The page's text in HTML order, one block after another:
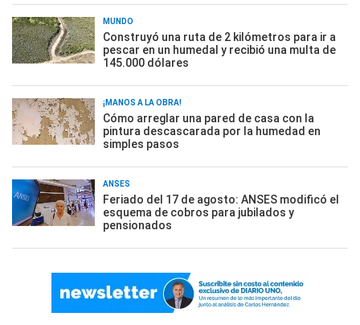
MUNDO
Construyó una ruta de 2 kilómetros para ir a
pescar en un humedal y recibió una multa de
145.000 dólares
¡MANOS A LA OBRA!
Cómo arreglar una pared de casa con la
pintura descascarada por la humedad en
simples pasos
ANSES
Feriado del 17 de agosto: ANSES modificó el
esquema de cobros para jubilados y
pensionados